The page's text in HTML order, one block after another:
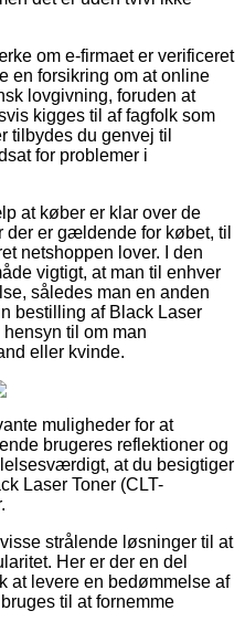
om e-firmaet er verificeret
en forsikring om at online
lovgivning, foruden at
kigges til af fagfolk som
tilbydes du genvej til
for problemer i
at køber er klar over de
er gældende for købet, til
netshoppen lover. I den
vigtigt, at man til enhver
således man en anden
bestilling af Black Laser
til om man
eller kvinde.
muligheder for at
brugeres reflektioner og
at du besigtiger
Laser Toner (CLT-
strålende løsninger til at
Her er der en del
at levere en bedømmelse af
til at fornemme